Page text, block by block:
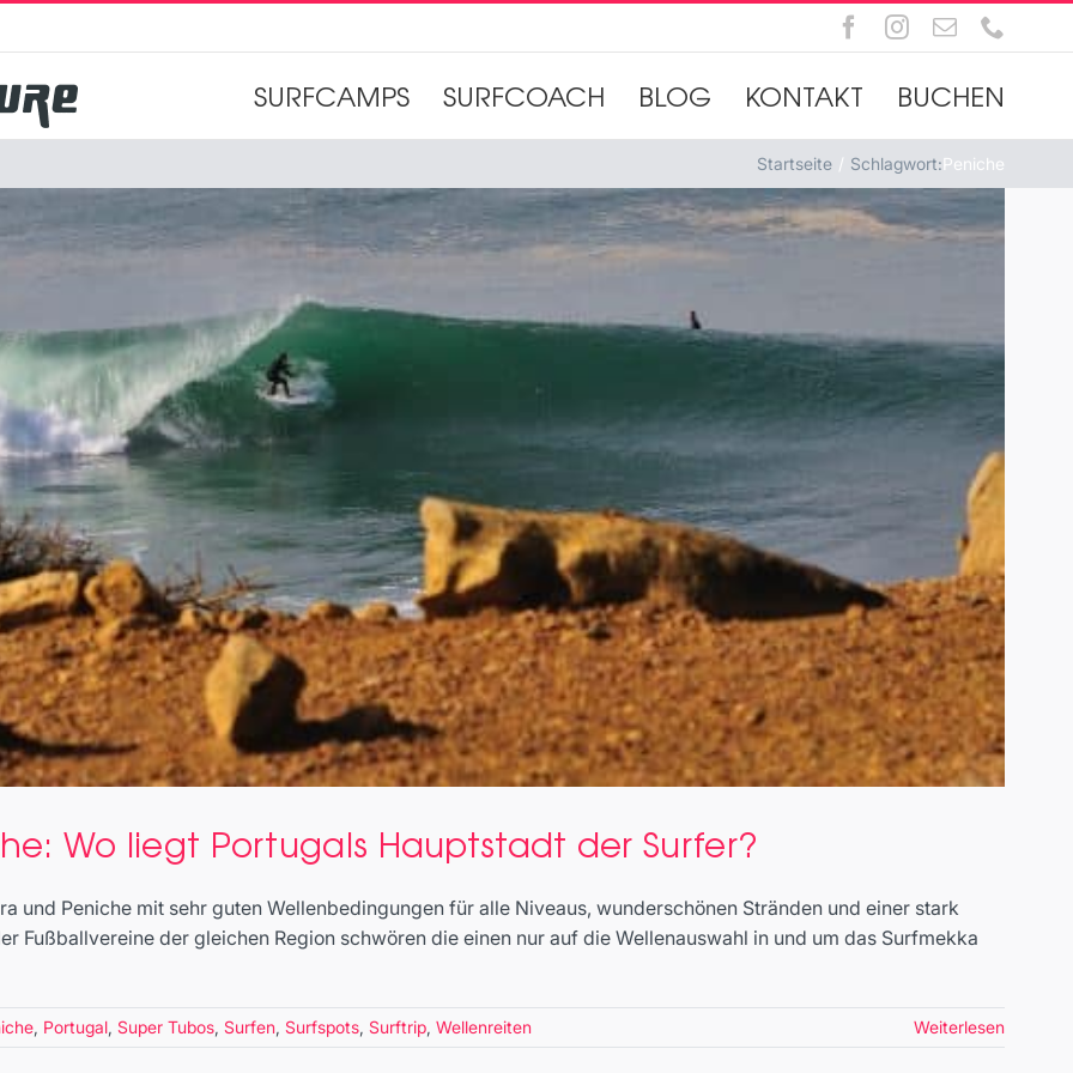
Facebook
Instagram
E-
Mail
SURFCAMPS SURFCOACH BLOG KONTAKT BUCHEN
Startseite Schlagwort:Peniche
Wo liegt Portugals Hauptstadt der Surfer?
und Peniche mit sehr guten Wellenbedingungen für alle Niveaus, wunderschönen Stränden und einer stark
Fußballvereine der gleichen Region schwören die einen nur auf die Wellenauswahl in und um das Surfmekka
, Portugal, Super Tubos, Surfen, Surfspots, Surftrip, Wellenreiten Weiterlesen